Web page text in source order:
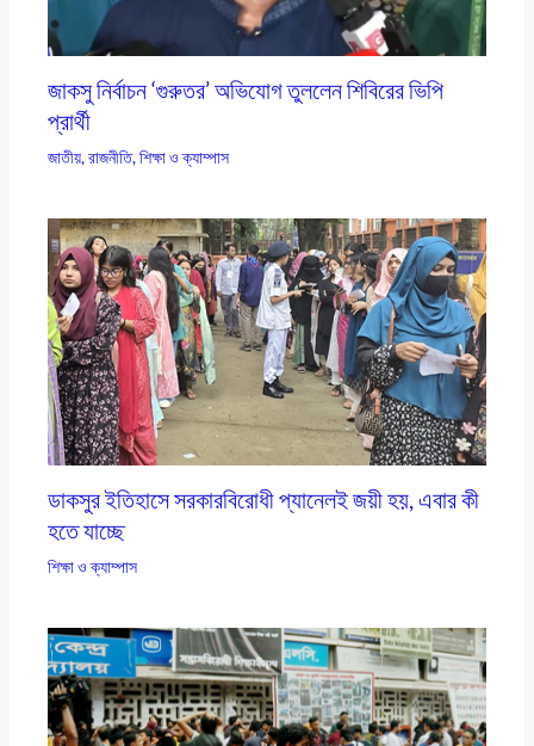
জাকসু নির্বাচন ‘গুরুতর’ অভিযোগ তুললেন শিবিরের ভিপি
প্রার্থী
জাতীয়,রাজনীতি,শিক্ষা ও ক্যাম্পাস
ডাকসুর ইতিহাসে সরকারবিরোধী প্যানেলই জয়ী হয়, এবার কী
হতে যাচ্ছে
শিক্ষা ও ক্যাম্পাস